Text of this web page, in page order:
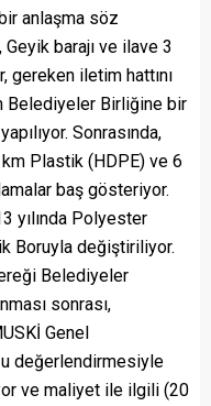
anlaşma söz
barajı ve ilave 3
gereken iletim hattını
Belediyeler Birliğine bir
Sonrasında,
Plastik (HDPE) ve 6
baş gösteriyor.
yılında Polyester
Boruyla değiştiriliyor.
Belediyeler
sonrası,
Genel
değerlendirmesiyle
ve maliyet ile ilgili (20